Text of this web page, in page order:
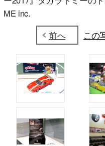
ME inc.
前へ
この